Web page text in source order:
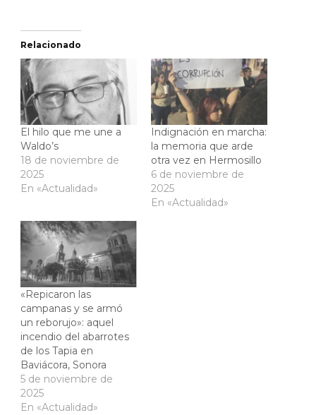
Relacionado
El hilo que me une a
Waldo’s
18 de noviembre de
2025
En «Actualidad»
Indignación en marcha:
la memoria que arde
otra vez en Hermosillo
6 de noviembre de
2025
En «Actualidad»
«Repicaron las
campanas y se armó
un reborujo»: aquel
incendio del abarrotes
de los Tapia en
Baviácora, Sonora
5 de noviembre de
2025
En «Actualidad»